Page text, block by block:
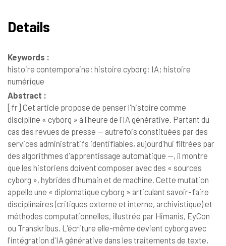
Details
Keywords :
histoire contemporaine; histoire cyborg; IA; histoire
numérique
Abstract :
[fr] Cet article propose de penser l'histoire comme
discipline « cyborg » à l'heure de l'IA générative. Partant du
cas des revues de presse — autrefois constituées par des
services administratifs identifiables, aujourd'hui filtrées par
des algorithmes d'apprentissage automatique —, il montre
que les historiens doivent composer avec des « sources
cyborg », hybrides d'humain et de machine. Cette mutation
appelle une « diplomatique cyborg » articulant savoir-faire
disciplinaires (critiques externe et interne, archivistique) et
méthodes computationnelles, illustrée par Himanis, EyCon
ou Transkribus. L'écriture elle-même devient cyborg avec
l'intégration d'IA générative dans les traitements de texte,